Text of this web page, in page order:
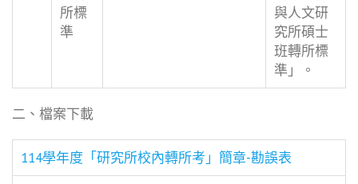
所標
準
與人文研
究所碩士
班轉所標
準」。
二、檔案下載
114學年度「研究所校內轉所考」簡章-勘誤表